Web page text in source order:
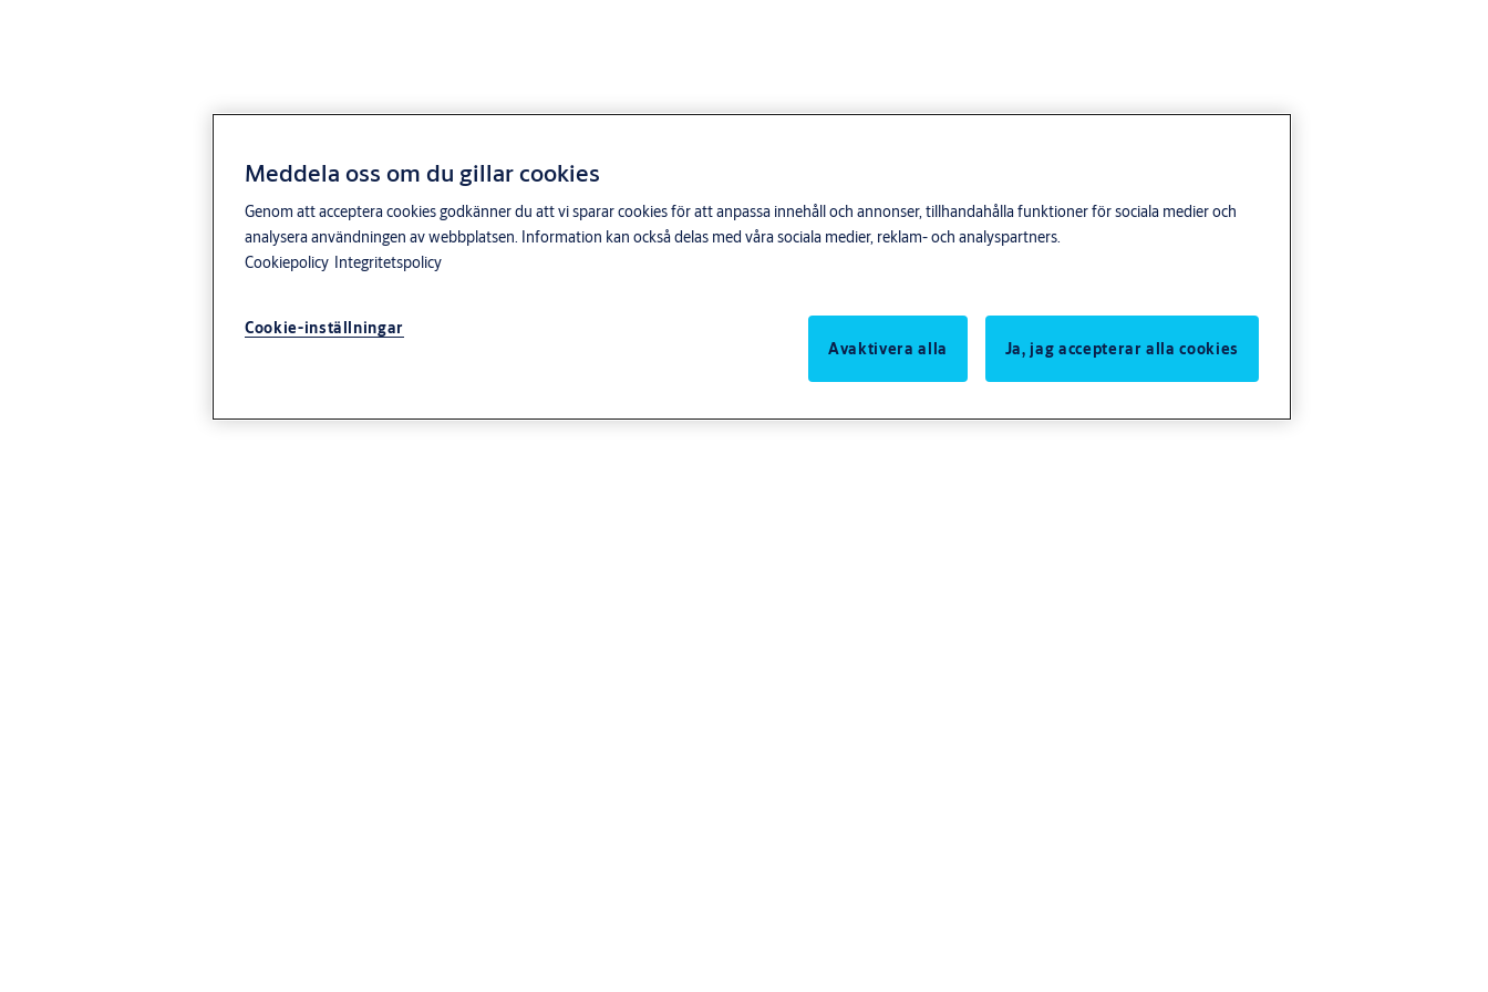
Meddela oss om du gillar cookies
Genom att acceptera cookies godkänner du att vi sparar cookies för att anpassa innehåll och annonser, tillhandahålla funktioner för sociala medier och
analysera användningen av webbplatsen. Information kan också delas med våra sociala medier, reklam- och analyspartners.
Cookiepolicy Integritetspolicy
Cookie-inställningar
Avaktivera alla
Ja, jag accepterar alla cookies